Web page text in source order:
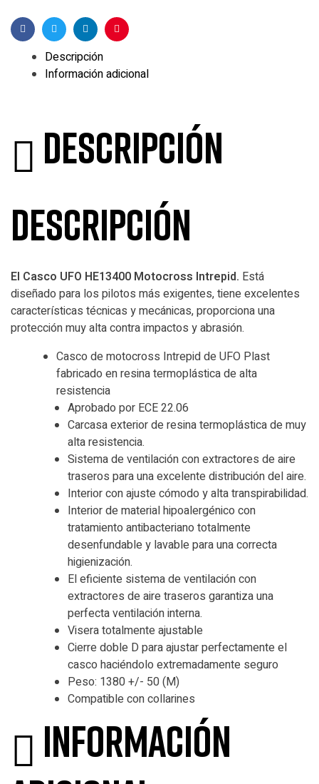
FacebookTwitterLinkedinPinterest
Descripción
Información adicional
Descripción
Descripción
El Casco UFO HE13400 Motocross Intrepid. Está
diseñado para los pilotos más exigentes, tiene excelentes
características técnicas y mecánicas, proporciona una
protección muy alta contra impactos y abrasión.
Casco de motocross Intrepid de UFO Plast
fabricado en resina termoplástica de alta
resistencia
Aprobado por ECE 22.06
Carcasa exterior de resina termoplástica de muy
alta resistencia.
Sistema de ventilación con extractores de aire
traseros para una excelente distribución del aire.
Interior con ajuste cómodo y alta transpirabilidad.
Interior de material hipoalergénico con
tratamiento antibacteriano totalmente
desenfundable y lavable para una correcta
higienización.
El eficiente sistema de ventilación con
extractores de aire traseros garantiza una
perfecta ventilación interna.
Visera totalmente ajustable
Cierre doble D para ajustar perfectamente el
casco haciéndolo extremadamente seguro
Peso: 1380 +/- 50 (M)
Compatible con collarines
Información